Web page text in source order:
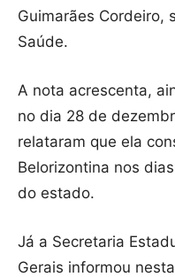
Guimarães Cordeiro,
Saúde.
A nota acrescenta,
no dia 28 de
relataram que ela
Belorizontina nos
do estado.
Já a Secretaria
Gerais informou